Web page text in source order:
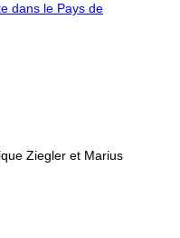
dans le Pays de
Ziegler et Marius